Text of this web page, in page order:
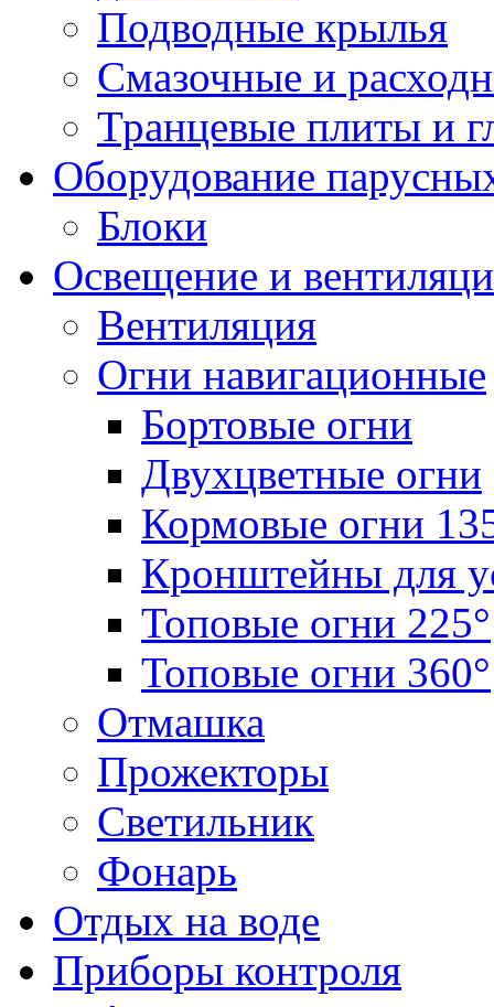
Подводные крылья
Смазочные и
Транцевые плиты и
Оборудование
Блоки
Освещение и
Вентиляция
Огни навигационные
Бортовые огни
Двухцветные огни
Кормовые огни
Кронштейны для
Топовые огни 225°
Топовые огни 360°
Отмашка
Прожекторы
Светильник
Фонарь
Отдых на воде
Приборы контроля